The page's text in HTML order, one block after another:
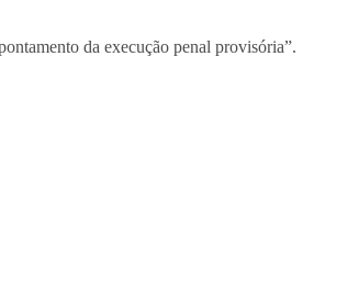
da execução penal provisória”.